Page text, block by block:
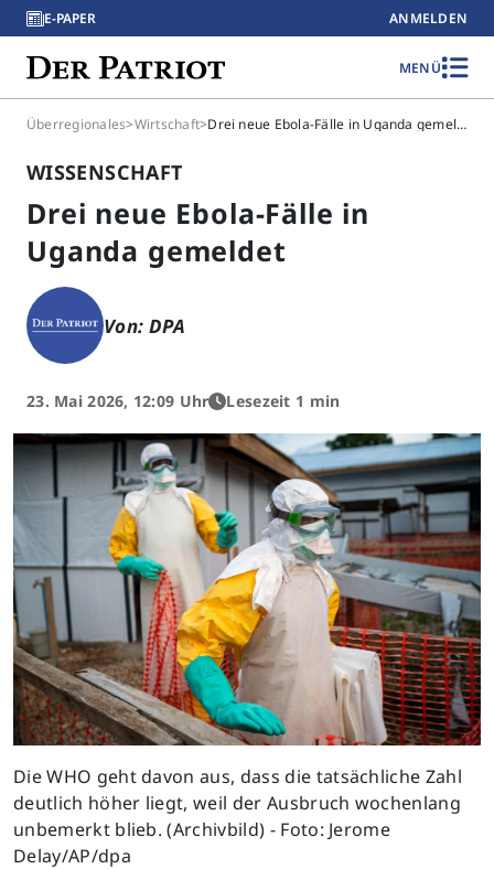
E-PAPER ANMELDEN
MENÜ
Überregionales>Wirtschaft> Drei neue Ebola-Fälle in Uganda gemeldet
WISSENSCHAFT
Drei neue Ebola-Fälle in
Uganda gemeldet
Von: DPA
23. Mai 2026, 12:09 Uhr Lesezeit 1 min
Die WHO geht davon aus, dass die tatsächliche Zahl
deutlich höher liegt, weil der Ausbruch wochenlang
unbemerkt blieb. (Archivbild) - Foto: Jerome
Delay/AP/dpa